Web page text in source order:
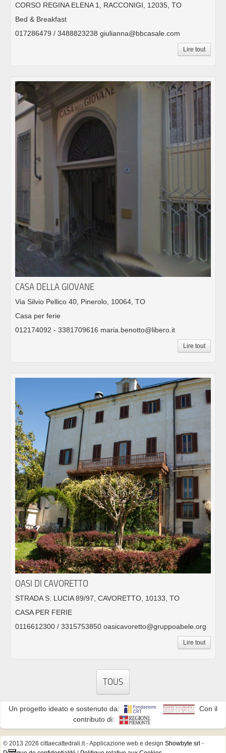
CORSO REGINA ELENA 1, RACCONIGI, 12035, TO
Bed & Breakfast
017286479 / 3488823238 giulianna@bbcasale.com
Lire tout
CASA DELLA GIOVANE
Via Silvio Pellico 40, Pinerolo, 10064, TO
Casa per ferie
012174092 - 3381709616 maria.benotto@libero.it
Lire tout
OASI DI CAVORETTO
STRADA S. LUCIA 89/97, CAVORETTO, 10133, TO
CASA PER FERIE
0116612300 / 3315753850 oasicavoretto@gruppoabele.org
Lire tout
TOUS
Un progetto ideato e sostenuto da:
Con il
contributo di:
© 2013 2026 cittaecattedrali.it- Applicazione web e design Showbyte srl -